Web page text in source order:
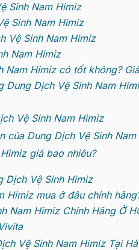
Sinh Nam Himiz
Sinh Nam Himiz
Vệ Sinh Nam Himiz
Nam Himiz
Nam Himiz có tốt không?
Dịch Vệ Sinh Nam
Vệ Sinh Nam Himiz
của Dung Dịch Vệ Sinh Nam
giá bao nhiêu?
Dịch Vệ Sinh Himiz
Himiz mua ở đâu chính
Nam Himiz Chính Hãng Ở
Vệ Sinh Nam Himiz Tại